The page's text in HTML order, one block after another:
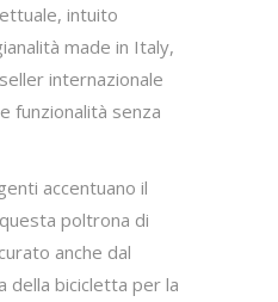
intuito
made in Italy,
internazionale
funzionalità senza
accentuano il
poltrona di
anche dal
della bicicletta per la